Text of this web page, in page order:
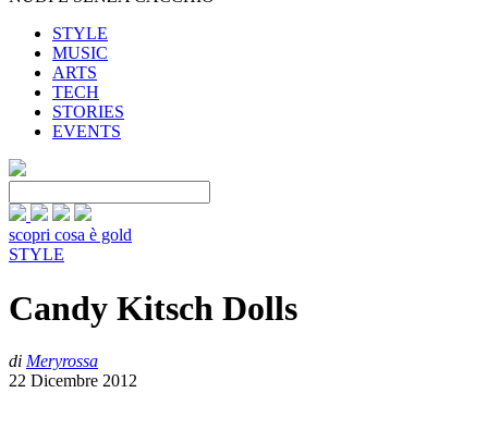
STYLE
MUSIC
ARTS
TECH
STORIES
EVENTS
scopri cosa è gold
STYLE
Candy Kitsch Dolls
di Meryrossa
22 Dicembre 2012